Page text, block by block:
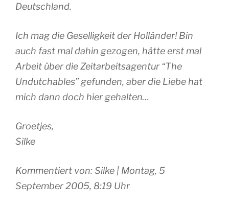
Deutschland.
Ich mag die Geselligkeit der Holländer! Bin
auch fast mal dahin gezogen, hätte erst mal
Arbeit über die Zeitarbeitsagentur “The
Undutchables” gefunden, aber die Liebe hat
mich dann doch hier gehalten…
Groetjes,
Silke
Kommentiert von: Silke | Montag, 5
September 2005, 8:19 Uhr